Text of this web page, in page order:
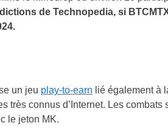
de Technopedia, si
un jeu play-to-earn lié également à
très connus d’Internet. Les combats
le jeton MK.